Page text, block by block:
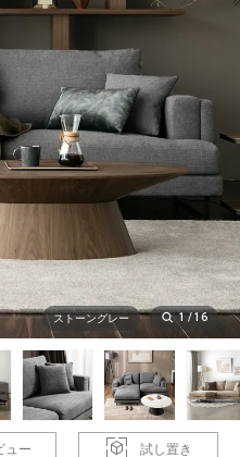
ストーングレー 1 /16
ュー 試し置き